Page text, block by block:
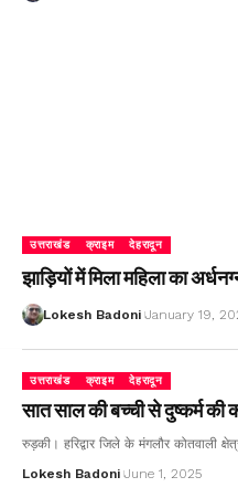
उत्तराखंड क्राइम देहरादून
झाड़ियों में मिला महिला का
Lokesh Badoni January 19,
उत्तराखंड क्राइम देहरादून
सात साल की बच्ची से दुष्कर्म
रुड़की। हरिद्वार जिले के मंगलौर कोतवाली
Lokesh Badoni June 1, 2025